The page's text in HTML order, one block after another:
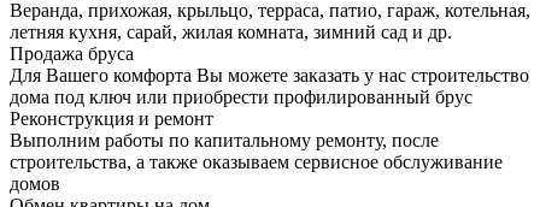
Веранда, прихожая, крыльцо, терраса, патио, гараж, котельная,
летняя кухня, сарай, жилая комната, зимний сад и др.
Продажа бруса
Для Вашего комфорта Вы можете заказать у нас строительство
дома под ключ или приобрести профилированный брус
Реконструкция и ремонт
Выполним работы по капитальному ремонту, после
строительства, а также оказываем сервисное обслуживание
домов